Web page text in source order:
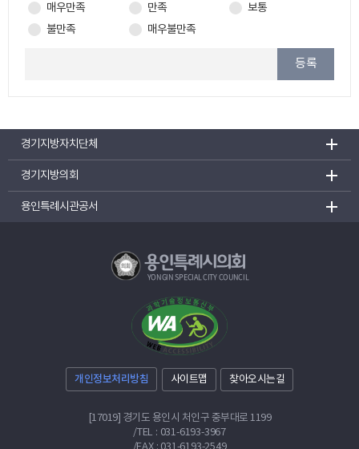
매우만족 만족
보통
불만족
매우불만족
등록
경기지방자치단체
경기지방의회
용인특례시관공서
용인특례시의회
YONGIN SPECIAL CITY COUNCIL
개인정보처리방침 사이트맵 찾아오시는길
[17019] 경기도 용인시 처인구 중부대로 1199
/TEL : 031-6193-3967